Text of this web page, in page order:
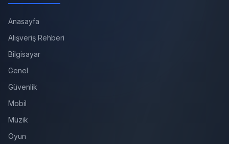
Anasayfa
Alışveriş Rehberi
Bilgisayar
Genel
Güvenlik
Mobil
Müzik
Oyun